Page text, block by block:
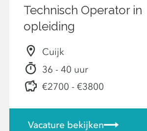
Technisch Operator in
opleiding
Cuijk
36 - 40 uur
€2700 - €3800
Vacature bekijken